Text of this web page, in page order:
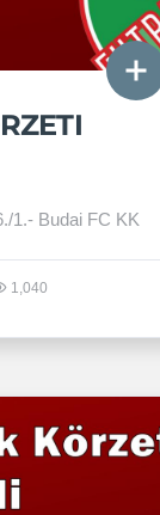
1.- Budai FC KK
1,040